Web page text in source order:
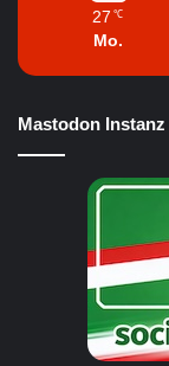
27 ℃
Mo.
Mastodon